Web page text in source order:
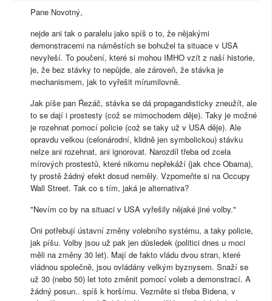
Pane Novotný,
nejde ani tak o paralelu jako spíš o to, že nějakými
demonstracemi na náměstích se bohužel ta situace v USA
nevyřeší. To poučení, které si mohou IMHO vzít z naší historie,
je, že bez stávky to nepůjde, ale zároveň, že stávka je
mechanismem, jak to vyřešit mírumilovně.
Jak píše pan Řezáč, stávka se dá propagandisticky zneužít, ale
to se dají i prostesty (což se mimochodem děje). Taky je možné
je rozehnat pomocí policie (což se taky už v USA děje). Ale
opravdu velkou (celonárodní, klidně jen symbolickou) stávku
nelze ani rozehnat, ani ignorovat. Narozdíl třeba od zcela
mírových prostestů, které nikomu nepřekáží (jak chce Obama),
ty prostě žádný efekt dosud neměly. Vzpomeňte si na Occupy
Wall Street. Tak co s tím, jaká je alternativa?
"Nevím co by na situaci v USA vyřešily nějaké jiné volby."
Oni potřebují ústavní změny volebního systému, a taky policie,
jak píšu. Volby jsou už pak jen důsledek (politici dnes u moci
měli na změny 30 let). Mají de fakto vládu dvou stran, které
vládnou společně, jsou ovládány velkým byznysem. Snaží se
už 30 (nebo 50) let toto změnit pomocí voleb a demonstrací. A
žádný posun.. spíš k horšímu. Vezměte si třeba Bidena, v